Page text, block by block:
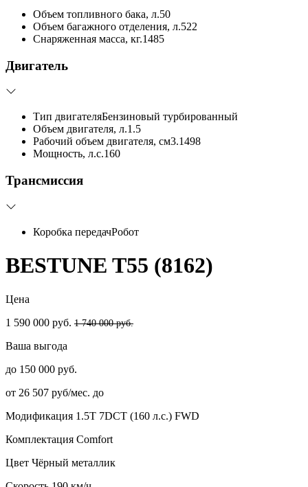
Объем топливного бака, л.50
Объем багажного отделения, л.522
Снаряженная масса, кг.1485
Двигатель
Тип двигателяБензиновый турбированный
Объем двигателя, л.1.5
Рабочий объем двигателя, см3.1498
Мощность, л.с.160
Трансмиссия
Коробка передачРобот
BESTUNE T55 (8162)
Цена
1 590 000 руб. 1 740 000 руб.
Ваша выгода
до 150 000 руб.
от 26 507 руб/мес. до
Модификация 1.5T 7DCT (160 л.с.) FWD
Комплектация Comfort
Цвет Чёрный металлик